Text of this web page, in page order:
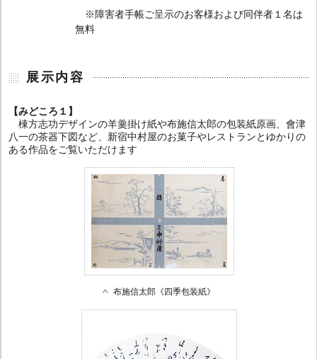
※障害者手帳ご呈示のお客様および同伴者１名は
無料
展示内容
【みどころ１】
棟方志功デザインの羊羹掛け紙や布施信太郎の包装紙原画、會津
八一の茶器下図など、新宿中村屋のお菓子やレストランとゆかりの
ある作品をご覧いただけます
布施信太郎《四季包装紙》